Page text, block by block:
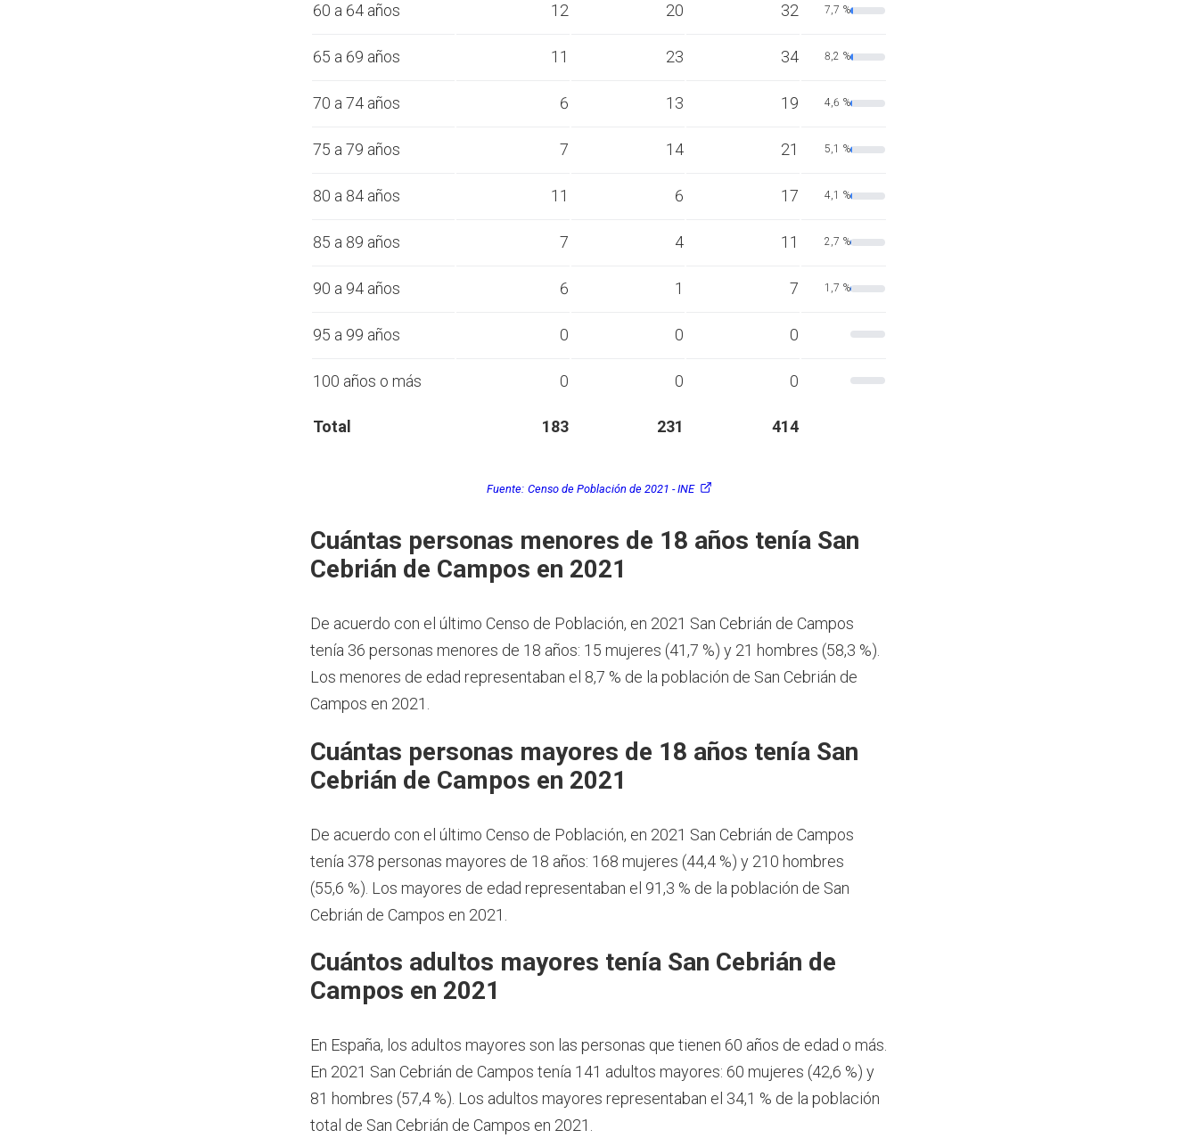
60 a 64 años 12 20 32 7,7 %
65 a 69 años 11 23 34 8,2 %
70 a 74 años 6 13 19 4,6 %
75 a 79 años 7 14 21 5,1 %
80 a 84 años 11 6 17 4,1 %
85 a 89 años 7 4 11 2,7 %
90 a 94 años 6 1 7 1,7 %
95 a 99 años 0 0 0
100 años o más 0 0 0
Total 183 231 414
Fuente: Censo de Población de 2021 - INE
Cuántas personas menores de 18 años tenía San
Cebrián de Campos en 2021
De acuerdo con el último Censo de Población, en 2021 San Cebrián de Campos
tenía 36 personas menores de 18 años: 15 mujeres (41,7 %) y 21 hombres (58,3 %).
Los menores de edad representaban el 8,7 % de la población de San Cebrián de
Campos en 2021.
Cuántas personas mayores de 18 años tenía San
Cebrián de Campos en 2021
De acuerdo con el último Censo de Población, en 2021 San Cebrián de Campos
tenía 378 personas mayores de 18 años: 168 mujeres (44,4 %) y 210 hombres
(55,6 %). Los mayores de edad representaban el 91,3 % de la población de San
Cebrián de Campos en 2021.
Cuántos adultos mayores tenía San Cebrián de
Campos en 2021
En España, los adultos mayores son las personas que tienen 60 años de edad o más.
En 2021 San Cebrián de Campos tenía 141 adultos mayores: 60 mujeres (42,6 %) y
81 hombres (57,4 %). Los adultos mayores representaban el 34,1 % de la población
total de San Cebrián de Campos en 2021.